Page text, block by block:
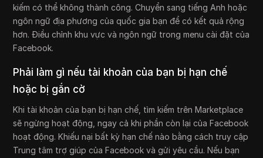
kiếm có thể không thành công. Chuyển sang tiếng Anh hoặc
ngôn ngữ địa phương của quốc gia bạn để có kết quả rộng
hơn. Điều chỉnh khu vực và ngôn ngữ trong menu cài đặt của
Facebook.
Phải làm gì nếu tài khoản của bạn bị hạn chế
hoặc bị gắn cờ
Khi tài khoản của bạn bị hạn chế, tìm kiếm trên Marketplace
sẽ ngừng hoạt động, ngay cả khi phần còn lại của Facebook
hoạt động. Khiếu nại bất kỳ hạn chế nào bằng cách truy cập
Trung tâm trợ giúp của Facebook và gửi yêu cầu. Nếu bạn